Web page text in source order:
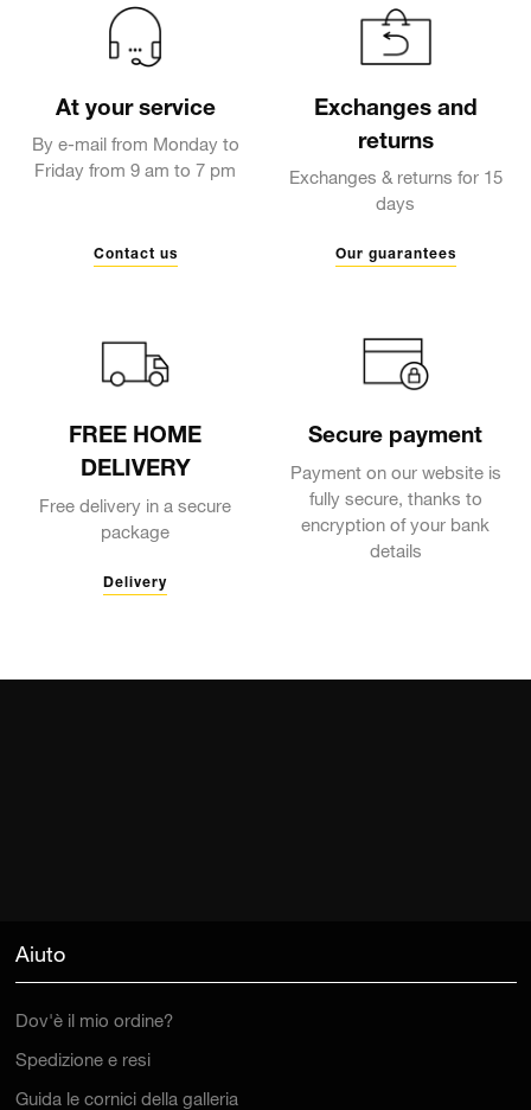
At your service
By e-mail from Monday to
Friday from 9 am to 7 pm
Contact us
Exchanges and
returns
Exchanges & returns for 15
days
Our guarantees
FREE HOME
DELIVERY
Free delivery in a secure
package
Delivery
Secure payment
Payment on our website is
fully secure, thanks to
encryption of your bank
details
Aiuto
Dov'è il mio ordine?
Spedizione e resi
Guida le cornici della galleria